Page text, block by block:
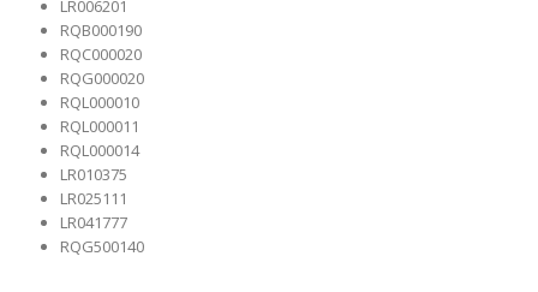
LR006201
RQB000190
RQC000020
RQG000020
RQL000010
RQL000011
RQL000014
LR010375
LR025111
LR041777
RQG500140